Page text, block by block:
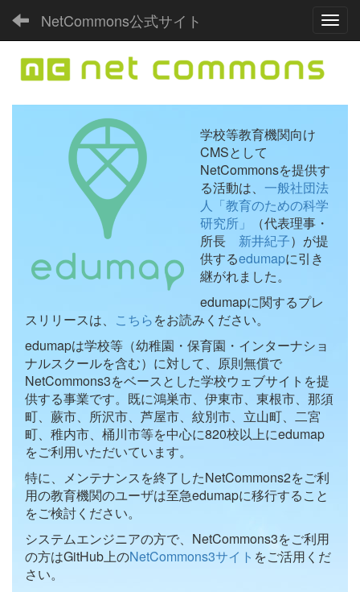
NetCommons公式サイト
学校等教育機関向け
CMSとして
NetCommonsを提供す
る活動は、 一般社団法
人「教育のための科学
研究所」
（代表理事・
所長 新井紀子）が提
供するedumapに引き
継がれました。
edumapに関するプレ
スリリースは、 こちらをお読みください。
edumapは学校等（幼稚園・保育園・インターナショ
ナルスクールを含む）に対して、原則無償で
NetCommons3をベースとした学校ウェブサイトを提
供する事業です。既に鴻巣市、伊東市、東根市、那須
町、蕨市、所沢市、芦屋市、紋別市、立山町、二宮
町、稚内市、桶川市等を中心に820校以上にedumap
をご利用いただいています。
特に、メンテナンスを終了したNetCommons2をご利
用の教育機関のユーザは至急edumapに移行すること
をご検討ください。
システムエンジニアの方で、NetCommons3をご利用
の方はGitHub上のNetCommons3サイト をご活用くだ
さい。